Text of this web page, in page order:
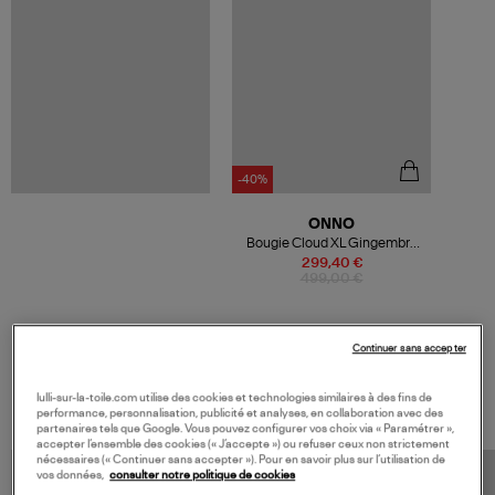
-40%
299,40 €
ONNO
Bougie Cloud XL Gingembre
Figue
lulli-sur-la-toile.com utilise des cookies et technologies similaires à des fins de
performance, personnalisation, publicité et analyses, en collaboration avec des
partenaires tels que Google. Vous pouvez configurer vos choix via « Paramétrer »,
accepter l’ensemble des cookies (« J’accepte ») ou refuser ceux non strictement
nécessaires (« Continuer sans accepter »). Pour en savoir plus sur l’utilisation de
vos données,
consulter notre politique de cookies
Continuer sans accepter